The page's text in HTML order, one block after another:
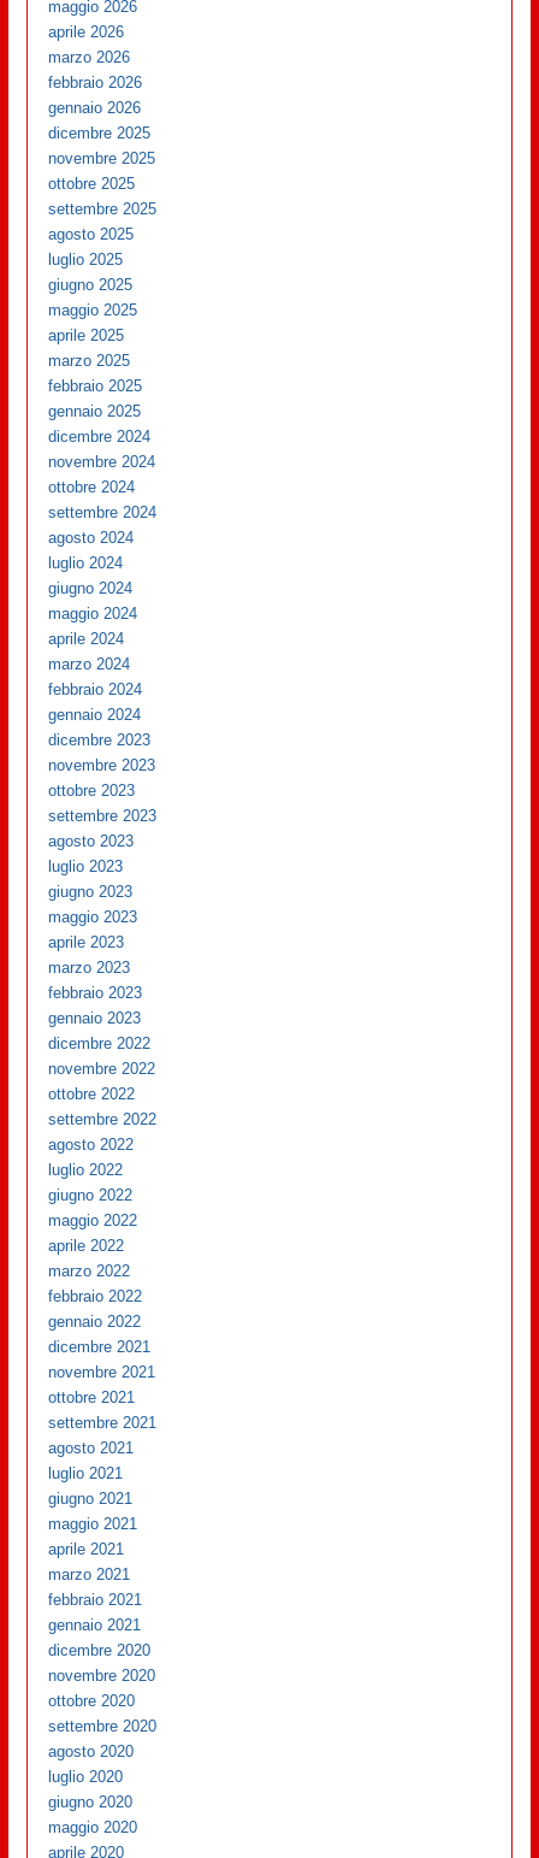
maggio 2026
aprile 2026
marzo 2026
febbraio 2026
gennaio 2026
dicembre 2025
novembre 2025
ottobre 2025
settembre 2025
agosto 2025
luglio 2025
giugno 2025
maggio 2025
aprile 2025
marzo 2025
febbraio 2025
gennaio 2025
dicembre 2024
novembre 2024
ottobre 2024
settembre 2024
agosto 2024
luglio 2024
giugno 2024
maggio 2024
aprile 2024
marzo 2024
febbraio 2024
gennaio 2024
dicembre 2023
novembre 2023
ottobre 2023
settembre 2023
agosto 2023
luglio 2023
giugno 2023
maggio 2023
aprile 2023
marzo 2023
febbraio 2023
gennaio 2023
dicembre 2022
novembre 2022
ottobre 2022
settembre 2022
agosto 2022
luglio 2022
giugno 2022
maggio 2022
aprile 2022
marzo 2022
febbraio 2022
gennaio 2022
dicembre 2021
novembre 2021
ottobre 2021
settembre 2021
agosto 2021
luglio 2021
giugno 2021
maggio 2021
aprile 2021
marzo 2021
febbraio 2021
gennaio 2021
dicembre 2020
novembre 2020
ottobre 2020
settembre 2020
agosto 2020
luglio 2020
giugno 2020
maggio 2020
aprile 2020